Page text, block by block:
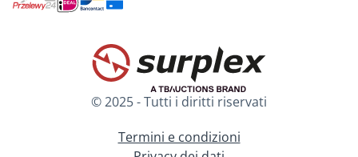
© 2025 - Tutti i diritti riservati
Termini e condizioni